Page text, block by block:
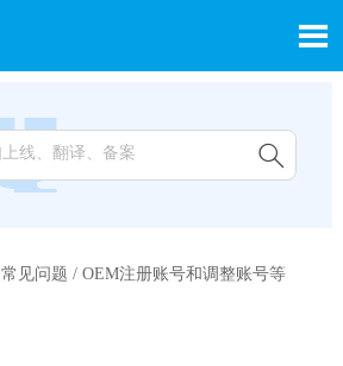


常见问题 / OEM注册账号和调整账号等